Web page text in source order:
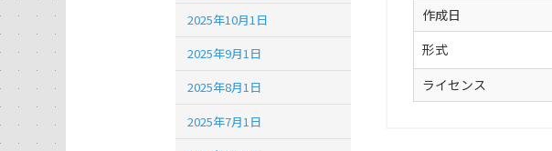
作成日
形式
ライセンス
2025年10月1日
2025年9月1日
2025年8月1日
2025年7月1日